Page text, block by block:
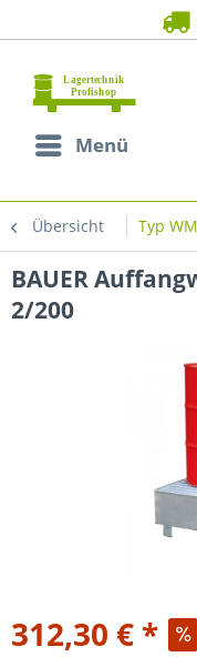
Menü
Übersicht Typ
BAUER
2/200
312,30 € *